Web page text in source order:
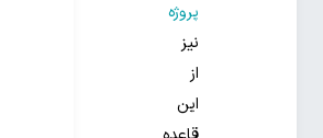
پروژه
نیز
از
این